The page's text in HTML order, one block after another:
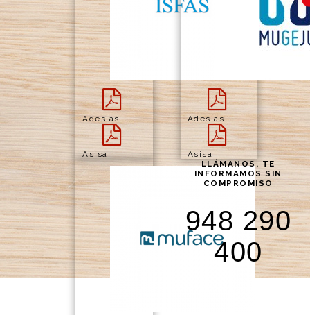
Adeslas
Asisa
Adeslas
Asisa
LLÁMANOS, TE
INFORMAMOS SIN
COMPROMISO
948 290
400